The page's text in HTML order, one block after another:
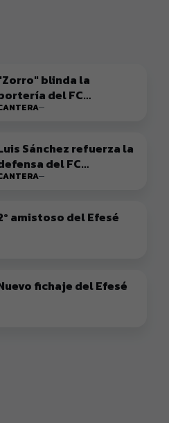
blinda la
del FC
B
Sánchez refuerza la
del FC
B
amistoso del Efesé
fichaje del Efesé